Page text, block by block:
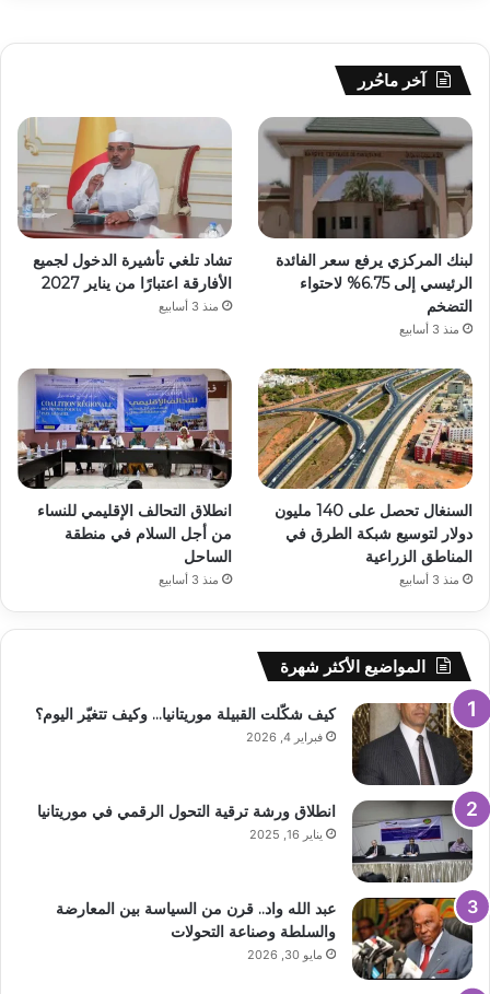
آخر ماحُرر
لبنك المركزي يرفع سعر الفائدة
الرئيسي إلى 6.75% لاحتواء
التضخم
منذ 3 أسابيع
تشاد تلغي تأشيرة الدخول لجميع
الأفارقة اعتبارًا من يناير 2027
منذ 3 أسابيع
السنغال تحصل على 140 مليون
دولار لتوسيع شبكة الطرق في
المناطق الزراعية
منذ 3 أسابيع
انطلاق التحالف الإقليمي للنساء
من أجل السلام في منطقة
الساحل
منذ 3 أسابيع
المواضيع الأكثر شهرة
كيف شكّلت القبيلة موريتانيا… وكيف تتغيّر اليوم؟
فبراير 4, 2026
انطلاق ورشة ترقية التحول الرقمي في موريتانيا
يناير 16, 2025
عبد الله واد.. قرن من السياسة بين المعارضة
والسلطة وصناعة التحولات
مايو 30, 2026